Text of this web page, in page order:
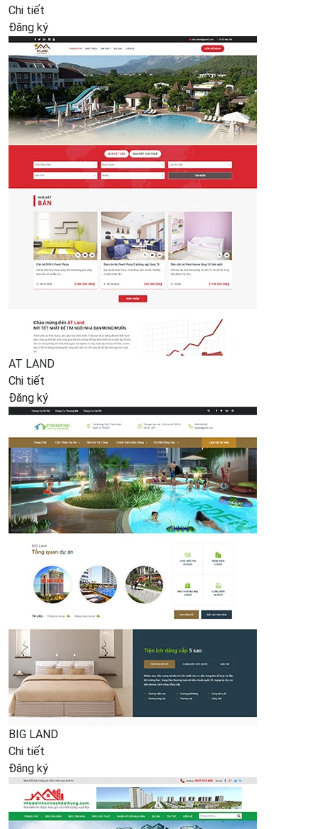
Chi tiết
Đăng ký
AT LAND
Chi tiết
Đăng ký
BIG LAND
Chi tiết
Đăng ký